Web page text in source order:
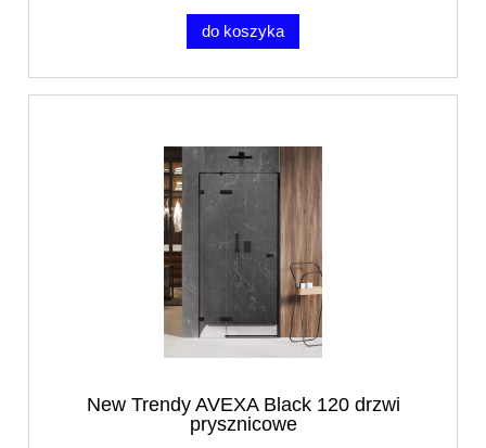
do koszyka
New Trendy AVEXA Black 120 drzwi
prysznicowe